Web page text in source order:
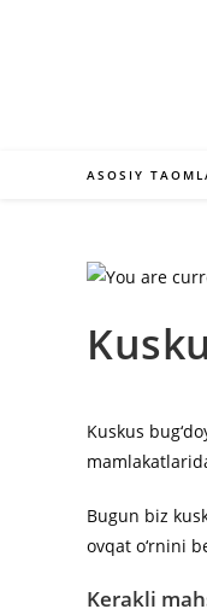
ASOSIY
Kuskus
Bugun biz
ovqat o‘rnini
Kerakli